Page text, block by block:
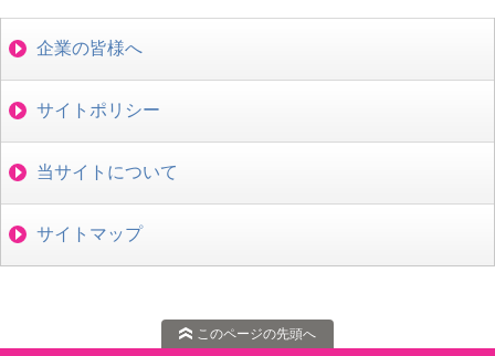
企業の皆様へ
サイトポリシー
当サイトについて
サイトマップ
このページの先頭へ